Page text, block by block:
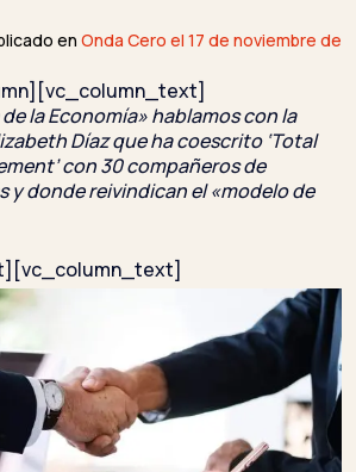
en Onda Cero el 17 de noviembre de
de la Economía» hablamos con la
Díaz que ha coescrito ‘Total
con 30 compañeros de
y donde reivindican el «modelo de